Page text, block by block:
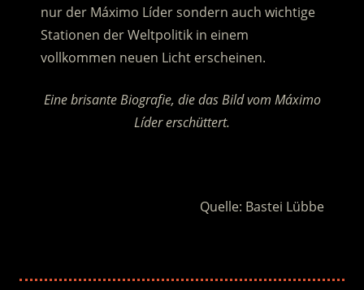
nur der Máximo Líder sondern auch wichtige
Stationen der Weltpolitik in einem
vollkommen neuen Licht erscheinen.
Eine brisante Biografie, die das Bild vom Máximo
Líder erschüttert.
Quelle: Bastei Lübbe